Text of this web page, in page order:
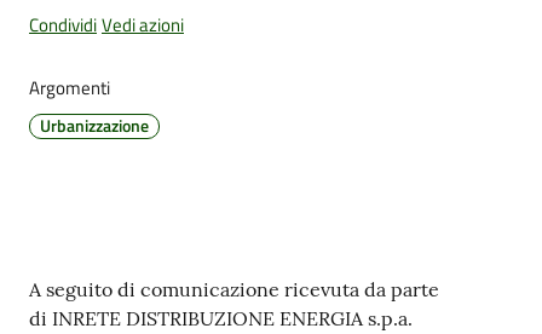
argomenti...
Seguici
CondividiVedi azioni
Argomenti
Urbanizzazione
Contenuto
A seguito di comunicazione ricevuta da parte
di INRETE DISTRIBUZIONE ENERGIA s.p.a.